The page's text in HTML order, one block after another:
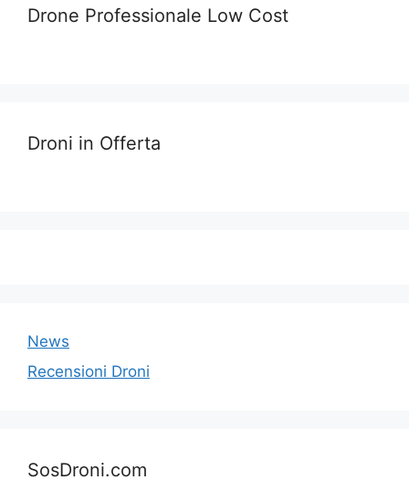
Drone Professionale Low Cost
Droni in Offerta
News
Recensioni Droni
SosDroni.com